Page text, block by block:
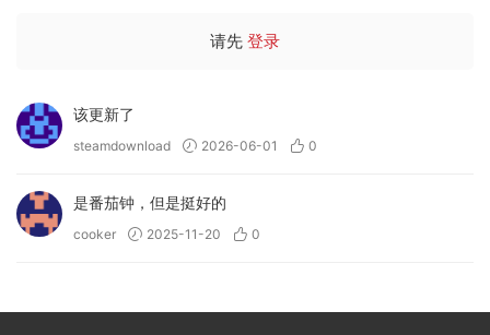
请先 登录
该更新了
steamdownload 2026-06-01 0
是番茄钟，但是挺好的
cooker 2025-11-20 0